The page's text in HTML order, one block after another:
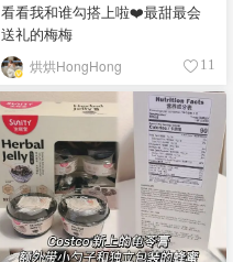
看看我和谁勾搭上啦❤️最甜最会
送礼的梅梅
烘烘HongHong 11